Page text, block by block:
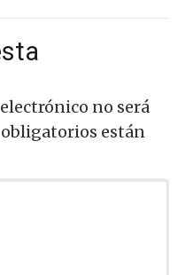
no será
obligatorios están